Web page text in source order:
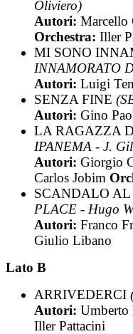
Oliviero)
Autori:
Orchestra: Iller
MI SONO
INNAMORATO
Autori: Luigi
SENZA FINE
Autori: Gino
LA RAGAZZA
IPANEMA - J.
Autori: Giorgio
Carlos Jobim
SCANDALO AL
PLACE - Hugo
Autori: Franco
Giulio Libano
Lato B
ARRIVEDERCI
Autori: Umberto
Iller Pattacini